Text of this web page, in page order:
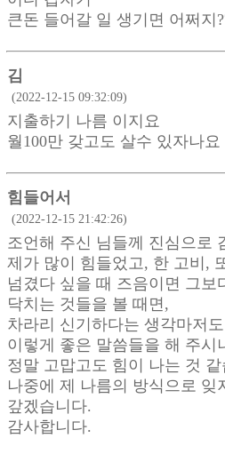
큰돈 들어갈 일 생기면 어쩌지
김
(2022-12-15 09:32:09)
지출하기 나름 이지요
월100만 갖고도 살수 있자나요
힘들어서
(2022-12-15 21:42:26)
조언해 주신 님들께 진심으로
제가 많이 힘들었고, 한 고비,
넘겼다 싶을 때 즈음이면 그보
닥치는 것들을 볼 때면,
차라리 신기하다는 생각마저
이렇게 좋은 말씀들을 해 주시
정말 고맙고도 힘이 나는 것 같
나중에 제 나름의 방식으로 잊
갚겠습니다.
감사합니다.